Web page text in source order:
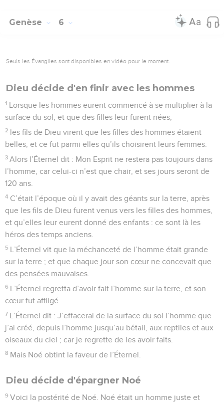
Genèse 6
Seuls les Évangiles sont disponibles en vidéo pour le moment.
Dieu décide d'en finir avec les hommes
1 Lorsque les hommes eurent commencé à se multiplier à la
surface du sol, et que des filles leur furent nées,
2 les fils de Dieu virent que les filles des hommes étaient
belles, et ce fut parmi elles qu’ils choisirent leurs femmes.
3 Alors l’Éternel dit : Mon Esprit ne restera pas toujours dans
l’homme, car celui-ci n’est que chair, et ses jours seront de
120 ans.
4 C’était l’époque où il y avait des géants sur la terre, après
que les fils de Dieu furent venus vers les filles des hommes,
et qu’elles leur eurent donné des enfants : ce sont là les
héros des temps anciens.
5 L’Éternel vit que la méchanceté de l’homme était grande
sur la terre ; et que chaque jour son cœur ne concevait que
des pensées mauvaises.
6 L’Éternel regretta d’avoir fait l’homme sur la terre, et son
cœur fut affligé.
7 L’Éternel dit : J’effacerai de la surface du sol l’homme que
j’ai créé, depuis l’homme jusqu’au bétail, aux reptiles et aux
oiseaux du ciel ; car je regrette de les avoir faits.
8 Mais Noé obtint la faveur de l’Éternel.
Dieu décide d'épargner Noé
9 Voici la postérité de Noé. Noé était un homme juste et